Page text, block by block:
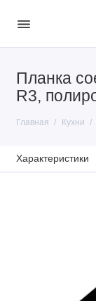
Планка
R3,
Главная Кухни
Характеристики